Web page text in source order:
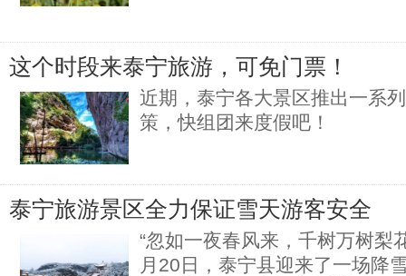
这个时段来泰宁旅游，可免门票！
近期，泰宁各大景区推出一系
策，快组团来度假吧！
泰宁旅游景区全力保证雪天游客安全
“忽如一夜春风来，千树万树梨
月20日，泰宁县迎来了一场降